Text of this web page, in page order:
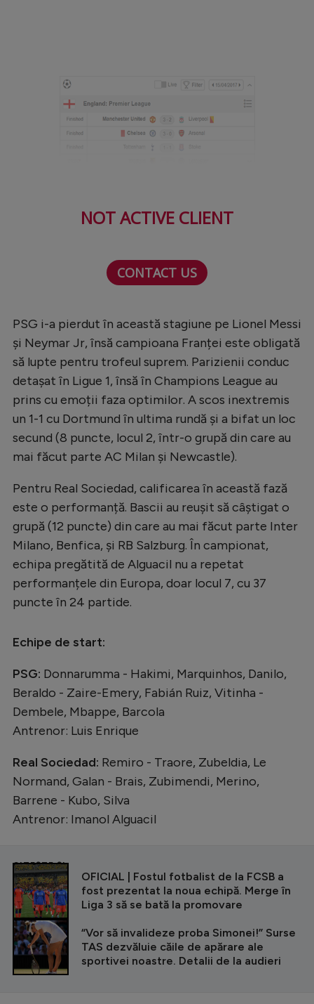
NOT ACTIVE CLIENT
CONTACT US
PSG i-a pierdut în această stagiune pe Lionel Messi
și Neymar Jr, însă campioana Franței este obligată
să lupte pentru trofeul suprem. Parizienii conduc
detașat în Ligue 1, însă în Champions League au
prins cu emoții faza optimilor. A scos inextremis
un 1-1 cu Dortmund în ultima rundă și a bifat un loc
secund (8 puncte, locul 2, într-o grupă din care au
mai făcut parte AC Milan și Newcastle).
Pentru Real Sociedad, calificarea în această fază
este o performanță. Bascii au reușit să câștigat o
grupă (12 puncte) din care au mai făcut parte Inter
Milano, Benfica, și RB Salzburg. În campionat,
echipa pregătită de Alguacil nu a repetat
performanțele din Europa, doar locul 7, cu 37
puncte în 24 partide.
Echipe de start:
PSG: Donnarumma - Hakimi, Marquinhos, Danilo,
Beraldo - Zaire-Emery, Fabián Ruiz, Vitinha -
Dembele, Mbappe, Barcola
Antrenor: Luis Enrique
Real Sociedad: Remiro - Traore, Zubeldia, Le
Normand, Galan - Brais, Zubimendi, Merino,
Barrene - Kubo, Silva
Antrenor: Imanol Alguacil
CITEȘTE ȘI
OFICIAL | Fostul fotbalist de la FCSB a
fost prezentat la noua echipă. Merge în
Liga 3 să se bată la promovare
“Vor să invalideze proba Simonei!” Surse
TAS dezvăluie căile de apărare ale
sportivei noastre. Detalii de la audieri